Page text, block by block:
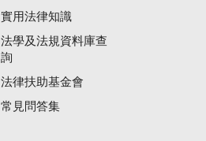
實用法律知識
法學及法規資料庫查
詢
法律扶助基金會
常見問答集